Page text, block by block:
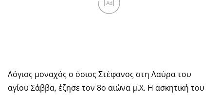
Ad
Λόγιος μοναχός ο όσιος Στέφανος στη Λαύρα του
αγίου Σάββα, έζησε τον 8ο αιώνα μ.Χ. Η ασκητική του